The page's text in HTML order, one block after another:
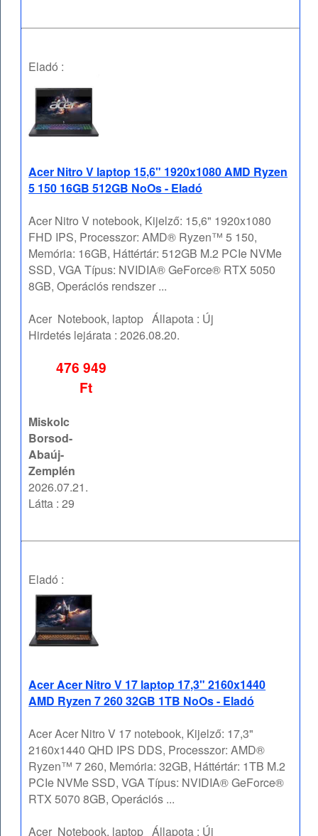
Eladó :
Acer Nitro V laptop 15,6" 1920x1080 AMD Ryzen
5 150 16GB 512GB NoOs - Eladó
Acer Nitro V notebook, Kijelző: 15,6" 1920x1080
FHD IPS, Processzor: AMD® Ryzen™ 5 150,
Memória: 16GB, Háttértár: 512GB M.2 PCIe NVMe
SSD, VGA Típus: NVIDIA® GeForce® RTX 5050
8GB, Operációs rendszer ...
Acer Notebook, laptop Állapota : Új
Hirdetés lejárata :2026.08.20.
476 949
Ft
Miskolc
Borsod-
Abaúj-
Zemplén
2026.07.21.
Látta : 29
Eladó :
Acer Acer Nitro V 17 laptop 17,3" 2160x1440
AMD Ryzen 7 260 32GB 1TB NoOs - Eladó
Acer Acer Nitro V 17 notebook, Kijelző: 17,3"
2160x1440 QHD IPS DDS, Processzor: AMD®
Ryzen™ 7 260, Memória: 32GB, Háttértár: 1TB M.2
PCIe NVMe SSD, VGA Típus: NVIDIA® GeForce®
RTX 5070 8GB, Operációs ...
Acer Notebook, laptop Állapota : Új